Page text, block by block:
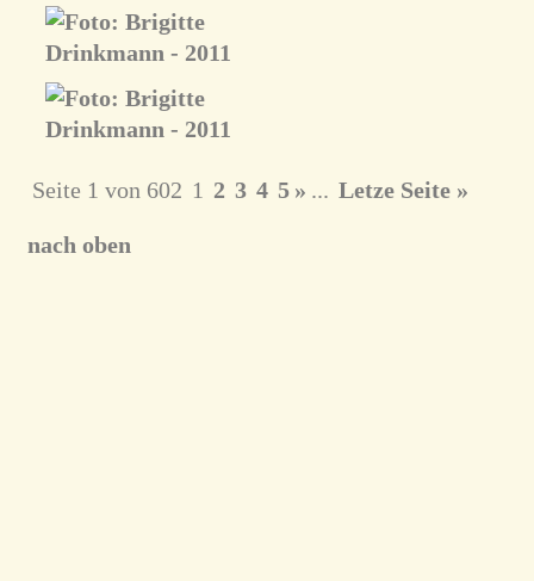
Seite 1 von 602 1 2 3 4 5 » ... Letze Seite »
nach oben